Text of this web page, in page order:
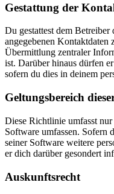
Gestattung der
Du gestattest dem
angegebenen Kontaktdaten
Übermittlung zentraler
ist. Darüber hinaus dürfen
sofern du dies in deinem
Geltungsbereich
Diese Richtlinie umfasst
Software umfassen. Sofern
seiner Software weitere
er dich darüber gesondert
Auskunftsrecht